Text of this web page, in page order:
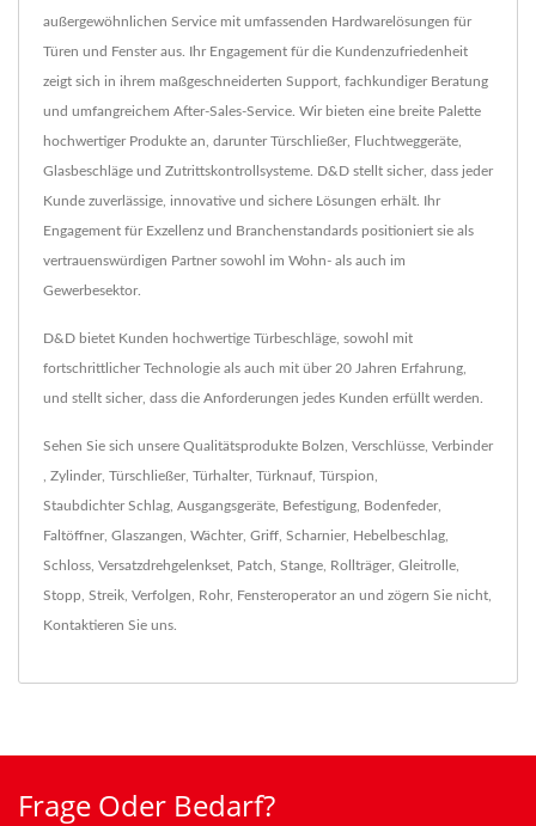
außergewöhnlichen Service mit umfassenden Hardwarelösungen für
Türen und Fenster aus. Ihr Engagement für die Kundenzufriedenheit
zeigt sich in ihrem maßgeschneiderten Support, fachkundiger Beratung
und umfangreichem After-Sales-Service. Wir bieten eine breite Palette
hochwertiger Produkte an, darunter Türschließer, Fluchtweggeräte,
Glasbeschläge und Zutrittskontrollsysteme. D&D stellt sicher, dass jeder
Kunde zuverlässige, innovative und sichere Lösungen erhält. Ihr
Engagement für Exzellenz und Branchenstandards positioniert sie als
vertrauenswürdigen Partner sowohl im Wohn- als auch im
Gewerbesektor.
D&D bietet Kunden hochwertige Türbeschläge, sowohl mit
fortschrittlicher Technologie als auch mit über 20 Jahren Erfahrung,
und stellt sicher, dass die Anforderungen jedes Kunden erfüllt werden.
Sehen Sie sich unsere Qualitätsprodukte Bolzen Verschlüsse Verbinder
Zylinder, Türschließer, Türhalter, Türknauf Türspion
Staubdichter Schlag Ausgangsgeräte Befestigung Bodenfeder,
Faltöffner, Glaszangen Wächter, Griff Scharnier, Hebelbeschlag
Schloss Versatzdrehgelenkset Patch Stange Rollträger, Gleitrolle
Stopp Streik Verfolgen Rohr, Fensteroperatoran und zögern Sie nicht,
Kontaktieren Sie uns
Frage Oder Bedarf?